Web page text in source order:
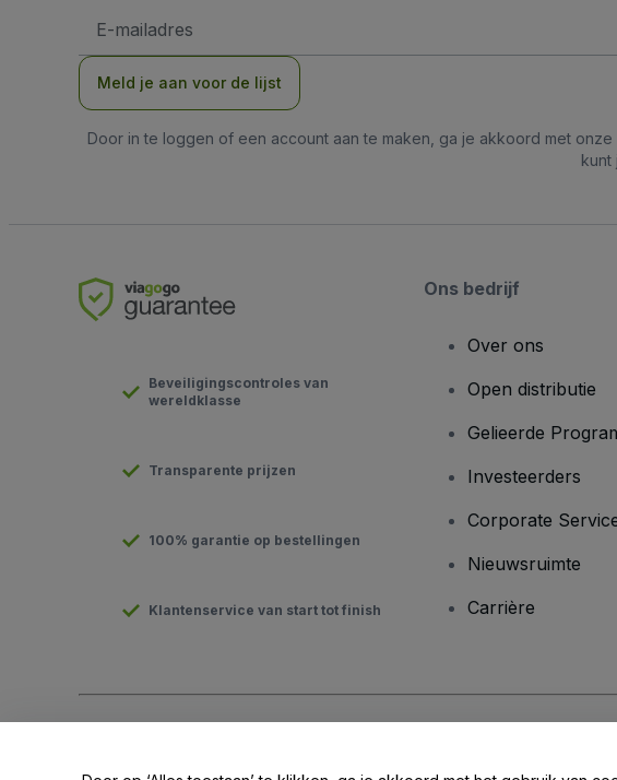
mailadres
Meld je aan voor de lijst
Door in te loggen of een account aan te maken, ga je akkoord met onze
kunt
Beveiligingscontroles van
wereldklasse
Transparente prijzen
100% garantie op bestellingen
Klantenservice van start tot finish
Ons bedrijf
Over ons
Open distributie
Gelieerde
Investeerders
Corporate
Nieuwsruimte
Carrière